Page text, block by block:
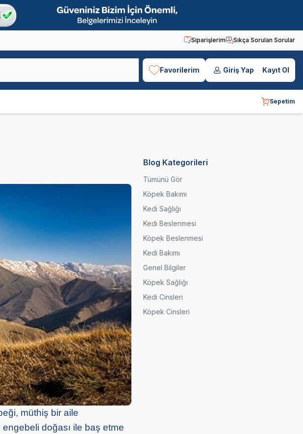
Siparişlerim Sıkça Sorulan Sorular
Favorilerim Giriş Yap Kayıt Ol
Sepetim
müthiş bir aile
doğası ile baş etme
Blog Kategorileri
Tümünü Gör
Köpek Bakımı
Kedi Sağlığı
Kedi Beslenmesi
Köpek Beslenmesi
Kedi Bakımı
Genel Bilgiler
Köpek Sağlığı
Kedi Cinsleri
Köpek Cinsleri